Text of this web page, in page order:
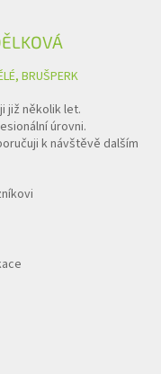
BRUŠPERK
již několik let.
úrovni.
k návštěvě dalším